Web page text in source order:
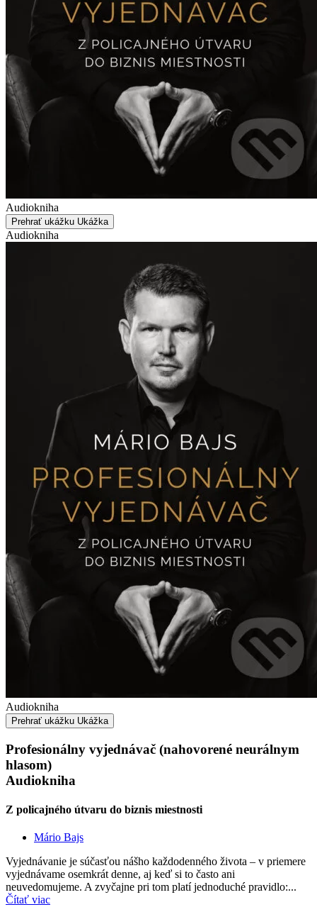
Audiokniha
Prehrať ukážku Ukážka
Audiokniha
Audiokniha
Prehrať ukážku Ukážka
Profesionálny vyjednávač (nahovorené neurálnym
hlasom)
Audiokniha
Z policajného útvaru do biznis miestnosti
Mário Bajs
Vyjednávanie je súčasťou nášho každodenného života – v priemere
vyjednávame osemkrát denne, aj keď si to často ani
neuvedomujeme. A zvyčajne pri tom platí jednoduché pravidlo:...
Čítať viac